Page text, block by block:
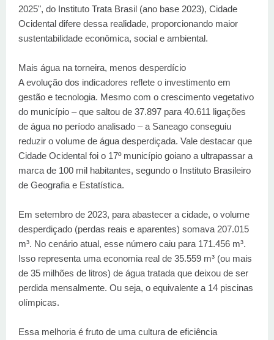
2025", do Instituto Trata Brasil (ano base 2023), Cidade
Ocidental difere dessa realidade, proporcionando maior
sustentabilidade econômica, social e ambiental.
Mais água na torneira, menos desperdício
A evolução dos indicadores reflete o investimento em
gestão e tecnologia. Mesmo com o crescimento vegetativo
do município – que saltou de 37.897 para 40.611 ligações
de água no período analisado – a Saneago conseguiu
reduzir o volume de água desperdiçada. Vale destacar que
Cidade Ocidental foi o 17º município goiano a ultrapassar a
marca de 100 mil habitantes, segundo o Instituto Brasileiro
de Geografia e Estatística.
Em setembro de 2023, para abastecer a cidade, o volume
desperdiçado (perdas reais e aparentes) somava 207.015
m³. No cenário atual, esse número caiu para 171.456 m³.
Isso representa uma economia real de 35.559 m³ (ou mais
de 35 milhões de litros) de água tratada que deixou de ser
perdida mensalmente. Ou seja, o equivalente a 14 piscinas
olímpicas.
Essa melhoria é fruto de uma cultura de eficiência